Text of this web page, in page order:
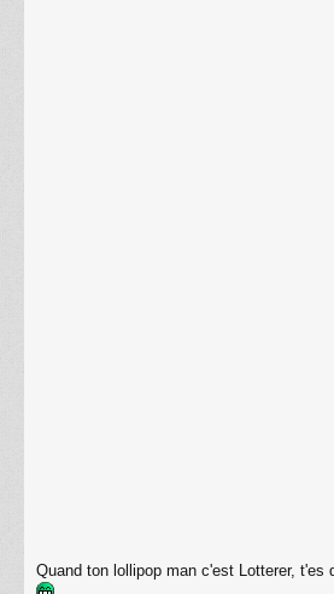
Quand ton lollipop man c'est Lotterer, t'es